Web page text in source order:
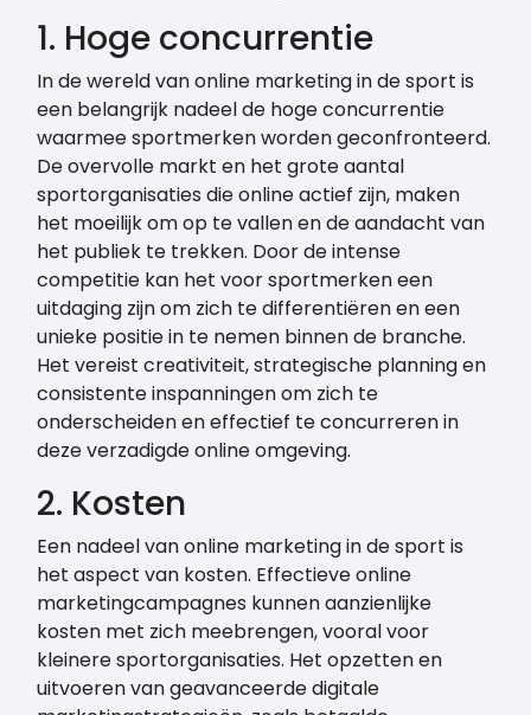
1. Hoge concurrentie
In de wereld van online marketing in de sport is
een belangrijk nadeel de hoge concurrentie
waarmee sportmerken worden geconfronteerd.
De overvolle markt en het grote aantal
sportorganisaties die online actief zijn, maken
het moeilijk om op te vallen en de aandacht van
het publiek te trekken. Door de intense
competitie kan het voor sportmerken een
uitdaging zijn om zich te differentiëren en een
unieke positie in te nemen binnen de branche.
Het vereist creativiteit, strategische planning en
consistente inspanningen om zich te
onderscheiden en effectief te concurreren in
deze verzadigde online omgeving.
2. Kosten
Een nadeel van online marketing in de sport is
het aspect van kosten. Effectieve online
marketingcampagnes kunnen aanzienlijke
kosten met zich meebrengen, vooral voor
kleinere sportorganisaties. Het opzetten en
uitvoeren van geavanceerde digitale